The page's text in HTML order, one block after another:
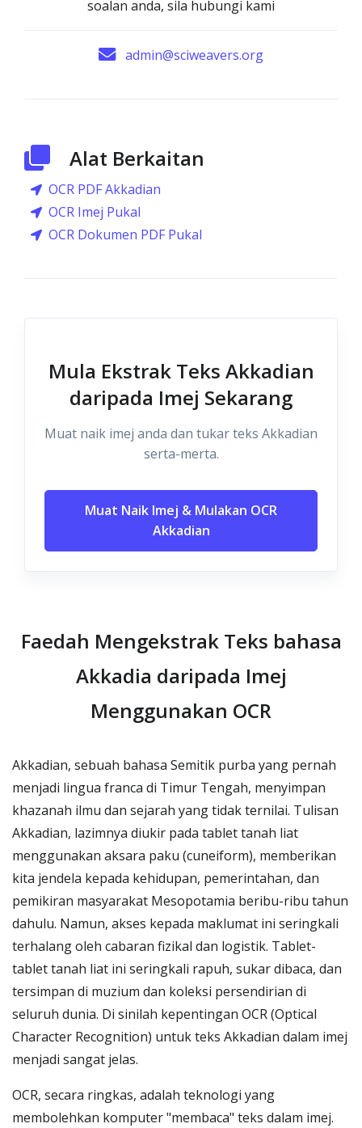
soalan anda, sila hubungi kami
admin@sciweavers.org
Alat Berkaitan
OCR PDF Akkadian
OCR Imej Pukal
OCR Dokumen PDF Pukal
Mula Ekstrak Teks Akkadian
daripada Imej Sekarang
Muat naik imej anda dan tukar teks Akkadian
serta-merta.
Muat Naik Imej & Mulakan OCR
Akkadian
Faedah Mengekstrak Teks bahasa
Akkadia daripada Imej
Menggunakan OCR
Akkadian, sebuah bahasa Semitik purba yang pernah
menjadi lingua franca di Timur Tengah, menyimpan
khazanah ilmu dan sejarah yang tidak ternilai. Tulisan
Akkadian, lazimnya diukir pada tablet tanah liat
menggunakan aksara paku (cuneiform), memberikan
kita jendela kepada kehidupan, pemerintahan, dan
pemikiran masyarakat Mesopotamia beribu-ribu tahun
dahulu. Namun, akses kepada maklumat ini seringkali
terhalang oleh cabaran fizikal dan logistik. Tablet-
tablet tanah liat ini seringkali rapuh, sukar dibaca, dan
tersimpan di muzium dan koleksi persendirian di
seluruh dunia. Di sinilah kepentingan OCR (Optical
Character Recognition) untuk teks Akkadian dalam imej
menjadi sangat jelas.
OCR, secara ringkas, adalah teknologi yang
membolehkan komputer "membaca" teks dalam imej.